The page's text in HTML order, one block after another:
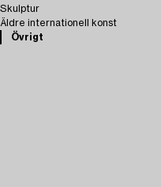
Skulptur
Äldre internationell konst
Övrigt